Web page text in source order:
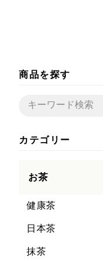
商品を探す
カテゴリー
お茶
健康茶
日本茶
抹茶